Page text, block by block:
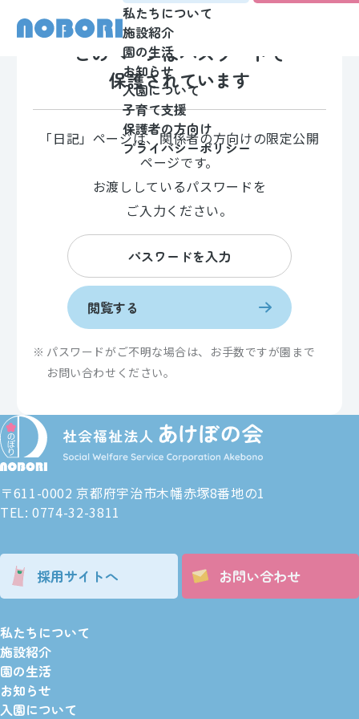
私たちについて
施設紹介
園の生活
お知らせ
入園について
子育て支援
保護者の方向け
プライバシーポリシー
このページはパスワードで
保護されています
「日記」ページは、関係者の方向けの限定公開
ページです。
お渡ししているパスワードを
ご入力ください。
閲覧する
パスワードがご不明な場合は、お手数ですが園まで
お問い合わせください。
〒611-0002 京都府宇治市木幡赤塚8番地の1
TEL: 0774-32-3811
採用サイトへ お問い合わせ
私たちについて
施設紹介
園の生活
お知らせ
入園について